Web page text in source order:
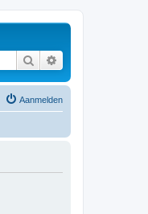
Zoek
Aanmelden